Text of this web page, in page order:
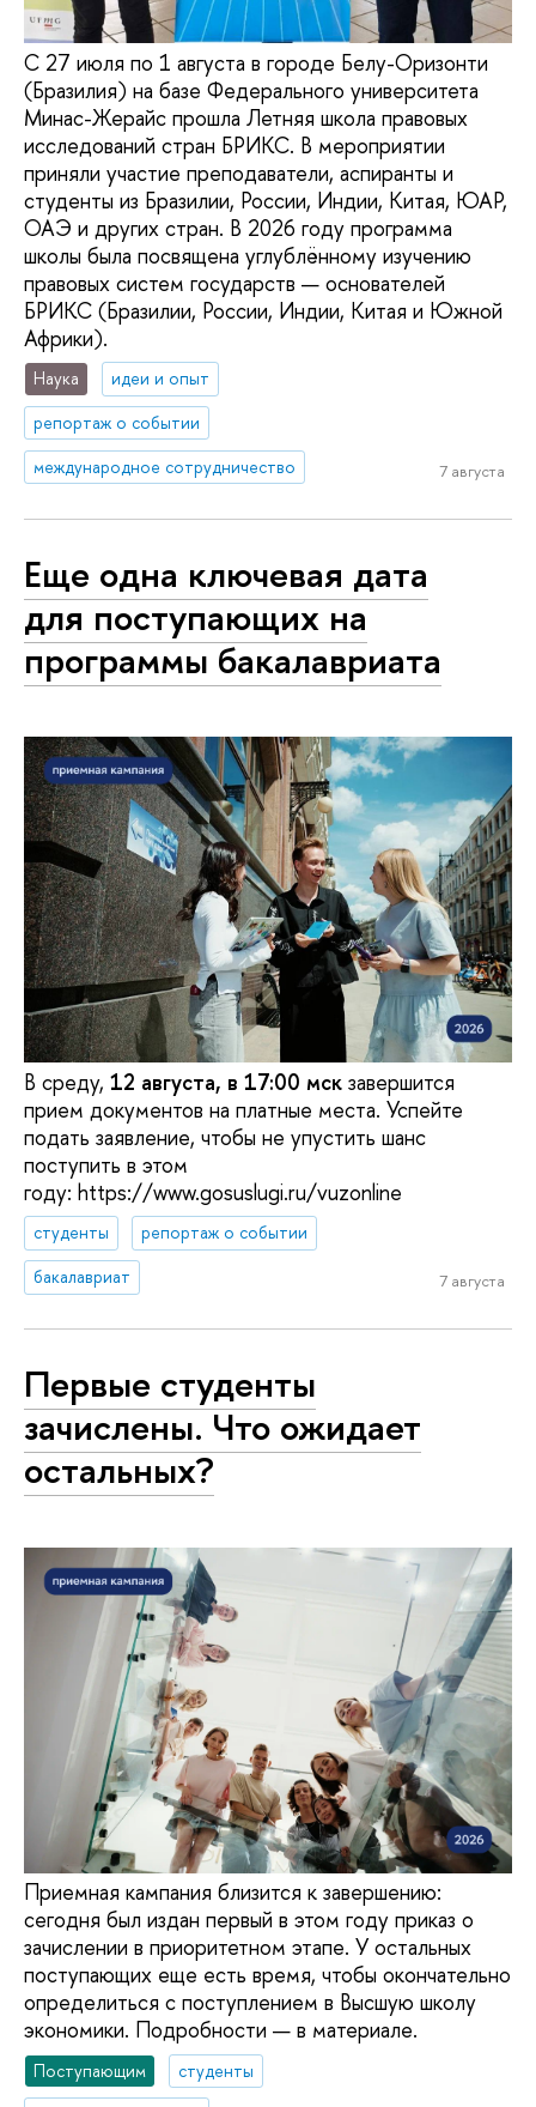
С 27 июля по 1 августа в городе Белу-Оризонти
(Бразилия) на базе Федерального университета
Минас-Жерайс прошла Летняя школа правовых
исследований стран БРИКС. В мероприятии
приняли участие преподаватели, аспиранты и
студенты из Бразилии, России, Индии, Китая, ЮАР,
ОАЭ и других стран. В 2026 году программа
школы была посвящена углублённому изучению
правовых систем государств — основателей
БРИКС (Бразилии, России, Индии, Китая и Южной
Африки).
Наука
идеи и опыт
репортаж о событии
международное сотрудничество
7 августа
Еще одна ключевая дата
для поступающих на
программы бакалавриата
В среду, 12 августа, в 17:00 мск завершится
прием документов на платные места. Успейте
подать заявление, чтобы не упустить шанс
поступить в этом
году: https://www.gosuslugi.ru/vuzonline
студенты
репортаж о событии
бакалавриат
7 августа
Первые студенты
зачислены. Что ожидает
остальных?
Приемная кампания близится к завершению:
сегодня был издан первый в этом году приказ о
зачислении в приоритетном этапе. У остальных
поступающих еще есть время, чтобы окончательно
определиться с поступлением в Высшую школу
экономики. Подробности — в материале.
Поступающим
студенты